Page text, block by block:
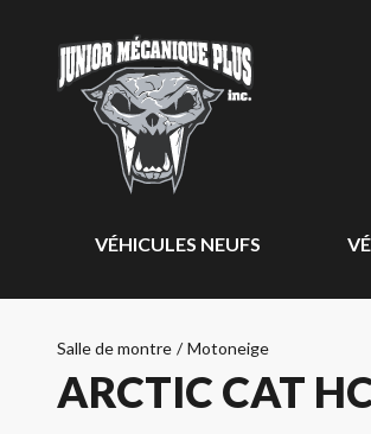
VÉHICULES NEUFS
Salle de montre / Motoneige
ARCTIC CAT